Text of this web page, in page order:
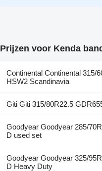
Prijzen voor Kenda
Continental Continental 315/
HSW2 Scandinavia
Giti Giti 315/80R22.5
Goodyear Goodyear 285/
D used set
Goodyear Goodyear 325/
D Heavy Duty